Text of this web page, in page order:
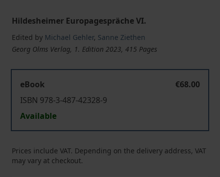
Hildesheimer Europagespräche VI.
Edited by Michael Gehler, Sanne Ziethen
Georg Olms Verlag, 1. Edition 2023, 415 Pages
eBook
€68.00
ISBN 978-3-487-42328-9
Available
Prices include VAT. Depending on the delivery address, VAT
may vary at checkout.